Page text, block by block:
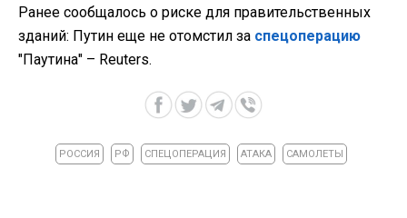
Ранее сообщалось о риске для правительственных
зданий: Путин еще не отомстил за спецоперацию
"Паутина" – Reuters.
РОССИЯ РФ СПЕЦОПЕРАЦИЯ АТАКА САМОЛЕТЫ